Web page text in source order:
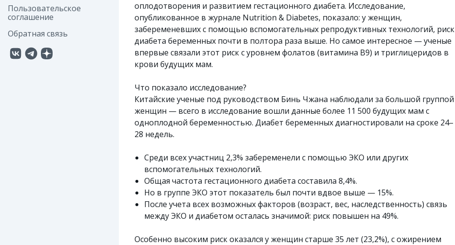
Пользовательское
соглашение
Обратная связь
оплодотворения и развитием гестационного диабета. Исследование,
опубликованное в журнале Nutrition & Diabetes, показало: у женщин,
забеременевших с помощью вспомогательных репродуктивных технологий, риск
диабета беременных почти в полтора раза выше. Но самое интересное — ученые
впервые связали этот риск с уровнем фолатов (витамина B9) и триглицеридов в
крови будущих мам.
Что показало исследование?
Китайские ученые под руководством Бинь Чжана наблюдали за большой группой
женщин — всего в исследование вошли данные более 11 500 будущих мам с
одноплодной беременностью. Диабет беременных диагностировали на сроке 24–
28 недель.
Среди всех участниц 2,3% забеременели с помощью ЭКО или других
вспомогательных технологий.
Общая частота гестационного диабета составила 8,4%.
Но в группе ЭКО этот показатель был почти вдвое выше — 15%.
После учета всех возможных факторов (возраст, вес, наследственность) связь
между ЭКО и диабетом осталась значимой: риск повышен на 49%.
Особенно высоким риск оказался у женщин старше 35 лет (23,2%), с ожирением